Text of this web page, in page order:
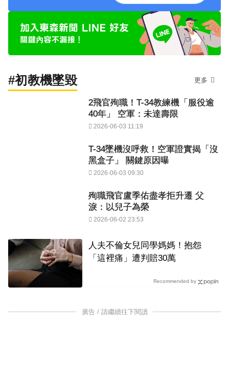
#初教機墜毀 更多
2飛官殉職！T-34教練機「服役逾
40年」 空軍：未達壽限
2026-06-03 11:19
T-34墜機沒呼救！空軍證實揭「沒
黑盒子」 關鍵原因曝
2026-06-03 09:30
殉職飛官盧季佑盡孝拒升遷 父
淚：以兒子為榮
2026-06-02 23:53
人夫不倫女兒同學媽媽！抱怨
「這裡痛」遭判賠30萬
Recommended by
廣告 / 請繼續往下閱讀